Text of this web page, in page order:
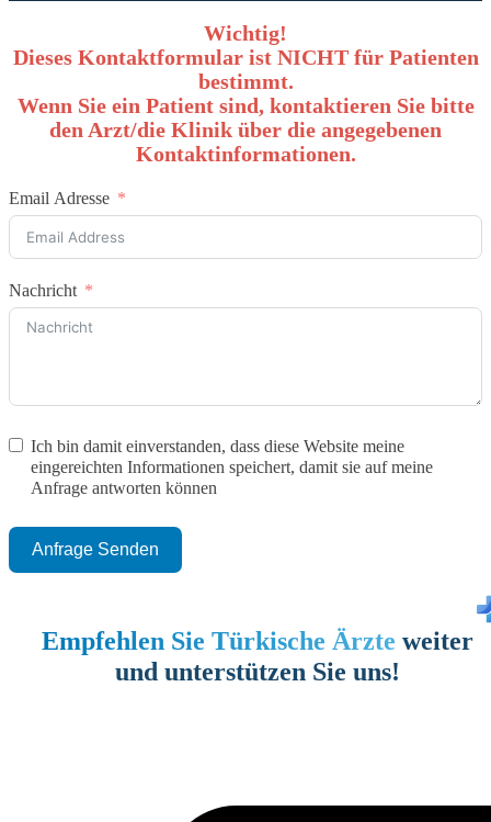
Wichtig!
Dieses Kontaktformular ist NICHT für Patienten
bestimmt.
Wenn Sie ein Patient sind, kontaktieren Sie bitte
den Arzt/die Klinik über die angegebenen
Kontaktinformationen.
Email Adresse
Nachricht
Ich bin damit einverstanden, dass diese Website meine
eingereichten Informationen speichert, damit sie auf meine
Anfrage antworten können
Anfrage Senden
Empfehlen Sie Türkische Ärzte weiter
und unterstützen Sie uns!